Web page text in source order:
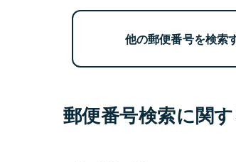
他の郵便番号を検索
郵便番号検索に関